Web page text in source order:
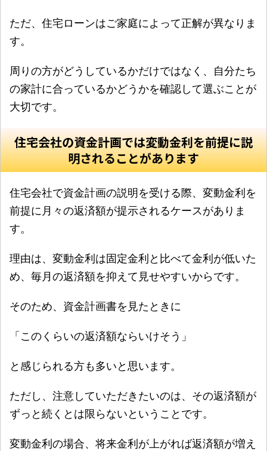
ただ、住宅ローンはご家庭によって正解が異なりま
す。
周りの方がどうしているかだけではなく、自分たち
の家計に合っているかどうかを確認して選ぶことが
大切です。
住宅会社の資金計画では変動金利を前提に説
明されることがあります
住宅会社で資金計画の説明を受ける際、変動金利を
前提に月々の返済額が提示されるケースがありま
す。
理由は、変動金利は固定金利と比べて金利が低いた
め、毎月の返済額を抑えて見せやすいからです。
そのため、資金計画書を見たときに
「このくらいの返済額ならいけそう」
と感じられる方も多いと思います。
ただし、注意していただきたいのは、その返済額が
ずっと続くとは限らないということです。
変動金利の場合、将来金利が上がれば返済額が増え